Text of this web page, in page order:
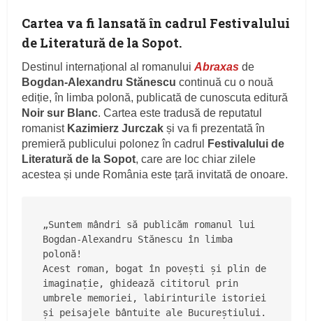
Cartea va fi lansată în cadrul Festivalului
de Literatură de la Sopot.
Destinul internațional al romanuluiAbraxas de
Bogdan-Alexandru Stănescu continuă cu o nouă
ediție, în limba polonă, publicată de cunoscuta editură
Noir sur Blanc. Cartea este tradusă de reputatul
romanist Kazimierz Jurczak și va fi prezentată în
premieră publicului polonez în cadrul
Festivalului de
Literatură de la Sopot, care are loc chiar zilele
acestea și unde România este țară invitată de onoare.
„Suntem mândri să publicăm romanul lui
Bogdan-Alexandru Stănescu în limba
polonă!
Acest roman, bogat în povești și plin de
imaginație, ghidează cititorul prin
umbrele memoriei, labirinturile istoriei
și peisajele bântuite ale Bucureștiului.